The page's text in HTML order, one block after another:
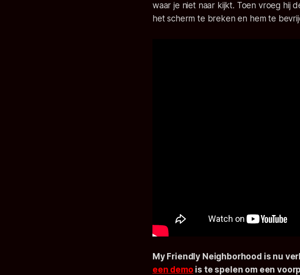
waar je niet naar kijkt. Toen vroeg hij
het scherm te breken en hem te
My Friendly Neighborhood is nu
een demo is te spelen om een